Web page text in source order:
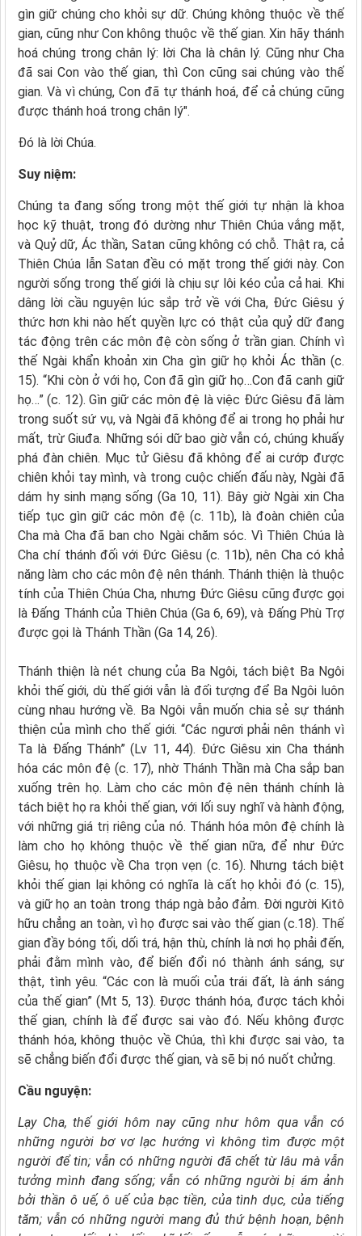
gìn giữ chúng cho khỏi sự dữ. Chúng không thuộc về thế
gian, cũng như Con không thuộc về thế gian. Xin hãy thánh
hoá chúng trong chân lý: lời Cha là chân lý. Cũng như Cha
đã sai Con vào thế gian, thì Con cũng sai chúng vào thế
gian. Và vì chúng, Con đã tự thánh hoá, để cả chúng cũng
được thánh hoá trong chân lý".
Ðó là lời Chúa.
Suy niệm:
Chúng ta đang sống trong một thế giới tự nhận là khoa
học kỹ thuật, trong đó dường như Thiên Chúa vắng mặt,
và Quỷ dữ, Ác thần, Satan cũng không có chỗ. Thật ra, cả
Thiên Chúa lẫn Satan đều có mặt trong thế giới này. Con
người sống trong thế giới là chịu sự lôi kéo của cả hai. Khi
dâng lời cầu nguyện lúc sắp trở về với Cha, Đức Giêsu ý
thức hơn khi nào hết quyền lực có thật của quỷ dữ đang
tác động trên các môn đệ còn sống ở trần gian. Chính vì
thế Ngài khẩn khoản xin Cha gìn giữ họ khỏi Ác thần (c.
15). “Khi còn ở với họ, Con đã gìn giữ họ…Con đã canh giữ
họ…” (c. 12). Gìn giữ các môn đệ là việc Đức Giêsu đã làm
trong suốt sứ vụ, và Ngài đã không để ai trong họ phải hư
mất, trừ Giuđa. Những sói dữ bao giờ vẫn có, chúng khuấy
phá đàn chiên. Mục tử Giêsu đã không để ai cướp được
chiên khỏi tay mình, và trong cuộc chiến đấu này, Ngài đã
dám hy sinh mạng sống (Ga 10, 11). Bây giờ Ngài xin Cha
tiếp tục gìn giữ các môn đệ (c. 11b), là đoàn chiên của
Cha mà Cha đã ban cho Ngài chăm sóc. Vì Thiên Chúa là
Cha chí thánh đối với Đức Giêsu (c. 11b), nên Cha có khả
năng làm cho các môn đệ nên thánh. Thánh thiện là thuộc
tính của Thiên Chúa Cha, nhưng Đức Giêsu cũng được gọi
là Đấng Thánh của Thiên Chúa (Ga 6, 69), và Đấng Phù Trợ
được gọi là Thánh Thần (Ga 14, 26).
Thánh thiện là nét chung của Ba Ngôi, tách biệt Ba Ngôi
khỏi thế giới, dù thế giới vẫn là đối tượng để Ba Ngôi luôn
cùng nhau hướng về. Ba Ngôi vẫn muốn chia sẻ sự thánh
thiện của mình cho thế giới. “Các ngươi phải nên thánh vì
Ta là Đấng Thánh” (Lv 11, 44). Đức Giêsu xin Cha thánh
hóa các môn đệ (c. 17), nhờ Thánh Thần mà Cha sắp ban
xuống trên họ. Làm cho các môn đệ nên thánh chính là
tách biệt họ ra khỏi thế gian, với lối suy nghĩ và hành động,
với những giá trị riêng của nó. Thánh hóa môn đệ chính là
làm cho họ không thuộc về thế gian nữa, để như Đức
Giêsu, họ thuộc về Cha trọn vẹn (c. 16). Nhưng tách biệt
khỏi thế gian lại không có nghĩa là cất họ khỏi đó (c. 15),
và giữ họ an toàn trong tháp ngà bảo đảm. Đời người Kitô
hữu chẳng an toàn, vì họ được sai vào thế gian (c.18). Thế
gian đầy bóng tối, dối trá, hận thù, chính là nơi họ phải đến,
phải đằm mình vào, để biến đổi nó thành ánh sáng, sự
thật, tình yêu. “Các con là muối của trái đất, là ánh sáng
của thế gian” (Mt 5, 13). Được thánh hóa, được tách khỏi
thế gian, chính là để được sai vào đó. Nếu không được
thánh hóa, không thuộc về Chúa, thì khi được sai vào, ta
sẽ chẳng biến đổi được thế gian, và sẽ bị nó nuốt chửng.
Cầu nguyện:
Lạy Cha,thế giới hôm nay cũng như hôm qua vẫn có
những người bơ vơ lạc hướng vì không tìm được một
người để tin; vẫn có những người đã chết từ lâu mà vẫn
tưởng mình đang sống; vẫn có những người bị ám ảnh
bởi thần ô uế,ô uế của bạc tiền, của tình dục, của tiếng
tăm; vẫn có những người mang đủ thứ bệnh hoạn, bệnh